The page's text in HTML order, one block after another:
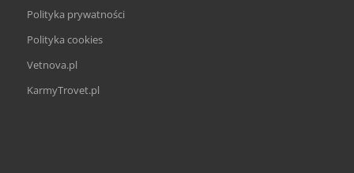
Polityka prywatności
Polityka cookies
Vetnova.pl
KarmyTrovet.pl